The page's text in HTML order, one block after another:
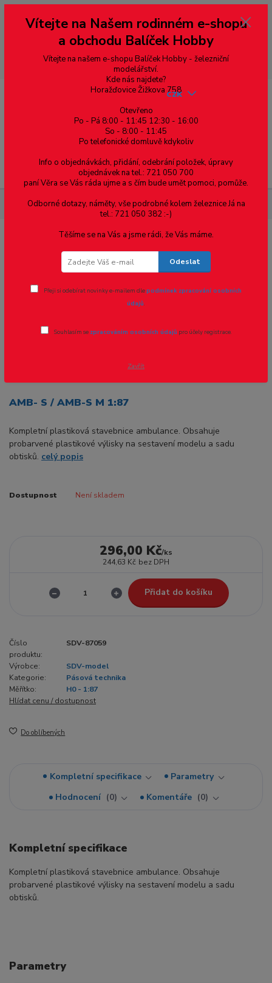
--- pro zákazníky ze Slovenska a jiných zemí, pokud chcete platit v eurech
přepněte si e-shop na euro 💶 pro přepočet měny - pravý horní roh ---
dobírky – pokud si z nějakého důvodu zásilku nevyzvednete, bude po
domluvě zaslána znovu s opětovnou platbou za poštovné, v opačném
případě bude zrušena a účet přidán na blacklist a rušeny následující
objednávky.
Menu
CZK
Železniční modelářství AMB- S / AMB-S M 1:87
AMB- S / AMB-S M 1:87
Kompletní plastiková stavebnice ambulance. Obsahuje
probarvené plastikové výlisky na sestavení modelu a sadu
obtisků. celý popis
Dostupnost Není skladem
296,00 Kč/ks
244,63 Kč bez DPH
Přidat do košíku
Číslo
produktu:
SDV-87059
Výrobce:
SDV-model
Kategorie:
Pásová technika
Měřítko:
H0 - 1:87
Hlídat cenu / dostupnost
Do oblíbených
Kompletní specifikace
Parametry
Hodnocení
0 Komentáře 0
Kompletní specifikace
Kompletní plastiková stavebnice ambulance. Obsahuje
probarvené plastikové výlisky na sestavení modelu a sadu
obtisků.
Parametry
Vítejte na Našem rodinném e-shopu
a obchodu Balíček Hobby
Vítejte na našem e-shopu Balíček Hobby - železniční
modelářství.
Kde nás najdete?
Horažďovice Žižkova 758
Otevřeno
Po - Pá 8:00 - 11:45 12:30 - 16:00
So - 8:00 - 11:45
Po telefonické domluvě kdykoliv
Info o objednávkách, přidání, odebrání položek, úpravy
objednávek na tel.: 721 050 700
paní Věra se Vás ráda ujme a s čím bude umět pomoci, pomůže.
Odborné dotazy, náměty, vše podrobné kolem železnice Já na
tel.: 721 050 382 :-)
Těšíme se na Vás a jsme rádi, že Vás máme.
Odeslat
Přeji si odebírat novinky e-mailem dlepodmínek zpracování osobních
údajů.
Souhlasím se zpracováním osobních údajů pro účely registrace.
Zavřít